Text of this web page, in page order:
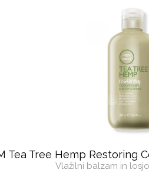
Tea Tree Hemp Restoring
Vlažilni balzam in